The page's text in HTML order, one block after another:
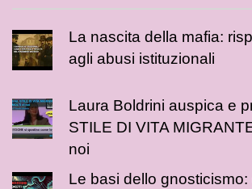
La nascita della mafia:
agli abusi istituzionali
Laura Boldrini auspica e
STILE DI VITA
noi
Le basi dello gnosticismo: